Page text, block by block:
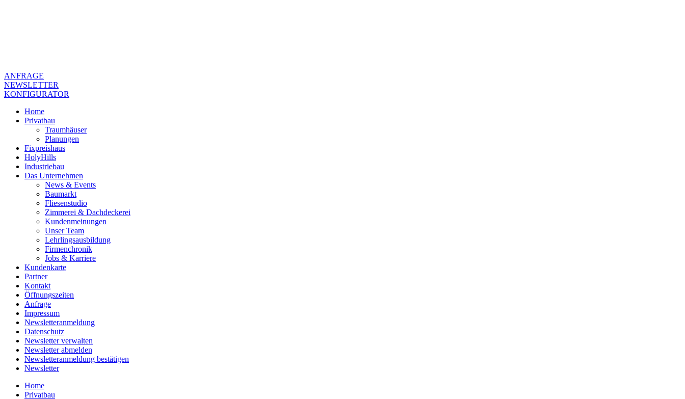
ANFRAGE
NEWSLETTER
KONFIGURATOR
Home
Privatbau
Traumhäuser
Planungen
Fixpreishaus
HolyHills
Industriebau
Das Unternehmen
News & Events
Baumarkt
Fliesenstudio
Zimmerei & Dachdeckerei
Kundenmeinungen
Unser Team
Lehrlingsausbildung
Firmenchronik
Jobs & Karriere
Kundenkarte
Partner
Kontakt
Öffnungszeiten
Anfrage
Impressum
Newsletteranmeldung
Datenschutz
Newsletter verwalten
Newsletter abmelden
Newsletteranmeldung bestätigen
Newsletter
Home
Privatbau